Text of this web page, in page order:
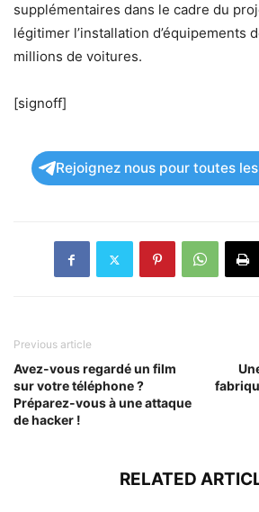
supplémentaires dans le cadre du
légitimer l’installation d’équipements
millions de voitures.
[signoff]
Rejoignez nous pour toutes
Previous article
Avez-vous regardé un film
sur votre téléphone ?
Préparez-vous à une attaque
de hacker !
RELATED